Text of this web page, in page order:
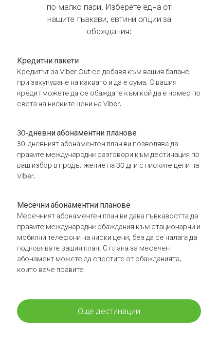
по-малко пари. Изберете една от
нашите гъвкави, евтини опции за
обаждания:
Кредитни пакети
Кредитът за Viber Out се добавя към вашия баланс
при закупуване на каквато и да е сума. С вашия
кредит можете да се обаждате към кой да е номер по
света на ниските цени на Viber.
30-дневни абонаментни планове
30-дневният абонаментен план ви позволява да
правите международни разговори към дестинация по
ваш избор в продължение на 30 дни с ниските цени на
Viber.
Месечни абонаментни планове
Месечният абонаментен план ви дава гъвкавостта да
правите международни обаждания към стационарни и
мобилни телефони на ниски цени, без да се налага да
подновявате вашия план. С плана за месечен
абонамент можете да спестите от обажданията,
които вече правите
Още дестинации